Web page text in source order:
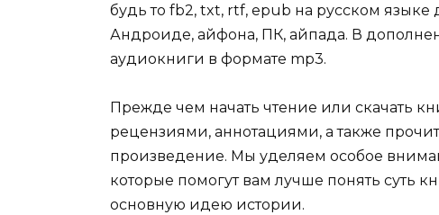
будь то fb2, txt, rtf, epub на русском языке
Андроиде, айфона, ПК, айпада. В
аудиокниги в формате mp3.
Прежде чем начать чтение или скачать
рецензиями, аннотациями, а также
произведение. Мы уделяем особое
которые помогут вам лучше понять суть
основную идею истории.